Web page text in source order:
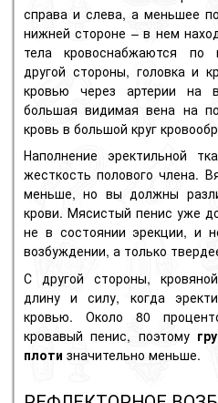
справа и слева, а меньшее
нижней стороне – в нем
тела кровоснабжаются по
другой стороны, головка и
кровью через артерии на
большая видимая вена на
кровь в большой круг
Наполнение эректильной
жесткость полового члена.
меньше, но вы должны
крови. Мясистый пенис уже
не в состоянии эрекции, и
возбуждении, а только
С другой стороны,
длину и силу, когда
кровью. Около 80
кровавый пенис, поэтому
плоти значительно меньше.